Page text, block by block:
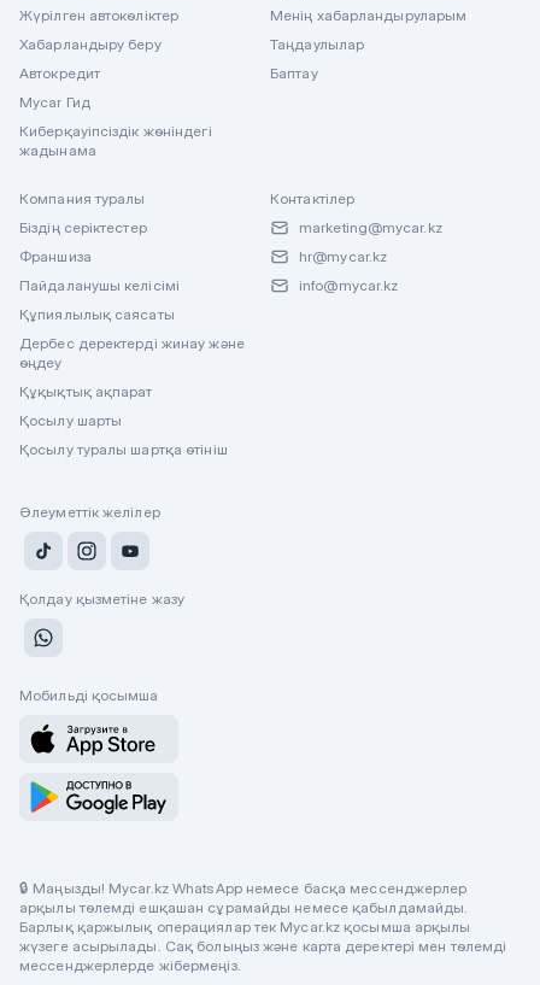
Жүрілген автокөліктер
Хабарландыру беру
Автокредит
Mycar Гид
Киберқауіпсіздік жөніндегі
жадынама
Менің хабарландыруларым
Таңдаулылар
Баптау
Компания туралы
Біздің серіктестер
Франшиза
Пайдаланушы келісімі
Құпиялылық саясаты
Дербес деректерді жинау және
өңдеу
Құқықтық ақпарат
Қосылу шарты
Қосылу туралы шартқа өтініш
Контактілер
marketing@mycar.kz
hr@mycar.kz
info@mycar.kz
Әлеуметтік желілер
Қолдау қызметіне жазу
Мобильді қосымша
🔒 Маңызды! Mycar.kz WhatsApp немесе басқа мессенджерлер
арқылы төлемді ешқашан сұрамайды немесе қабылдамайды.
Барлық қаржылық операциялар тек Mycar.kz қосымша арқылы
жүзеге асырылады. Сақ болыңыз және карта деректері мен төлемді
мессенджерлерде жібермеңіз.